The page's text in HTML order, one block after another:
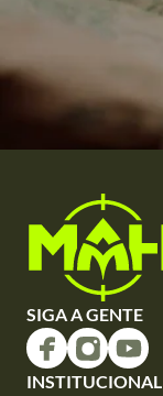
SIGA A GENTE
INSTITUCIONAL